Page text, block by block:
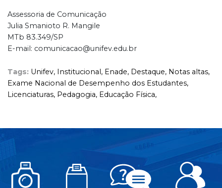
Assessoria de Comunicação
Julia Smanioto R. Mangile
MTb 83.349/SP
E-mail: comunicacao@unifev.edu.br
Tags: Unifev, Institucional, Enade, Destaque, Notas altas,
Exame Nacional de Desempenho dos Estudantes,
Licenciaturas, Pedagogia, Educação Física,